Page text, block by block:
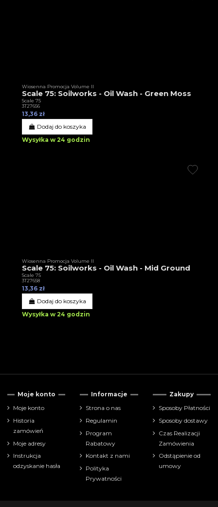
Wiosenna Promocja Volume II
Scale 75: Soilworks - Oil Wash - Green Moss
Scale 75
3T27656
13,36 zł
Dodaj do koszyka
Wysyłka w 24 godzin
Wiosenna Promocja Volume II
Scale 75: Soilworks - Oil Wash - Mid Ground
Scale 75
3T27658
13,36 zł
Dodaj do koszyka
Wysyłka w 24 godzin
Moje konto
Moje konto
Historia
zamówień
Moje adresy
Instrukcja
odzyskanie hasła
Informacje
Strona o nas
Regulamin
Program
Rabatowy
Kontakt z nami
Polityka
Prywatności
Zakupy
Sposoby Płatności
Sposoby dostawy
Czas Realizacji
Zamówienia
Odstąpienie od
umowy